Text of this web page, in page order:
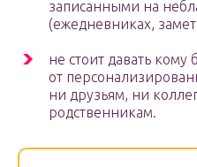
записанными на
(ежедневниках,
не стоит давать
от
ни друзьям, ни
родственникам.